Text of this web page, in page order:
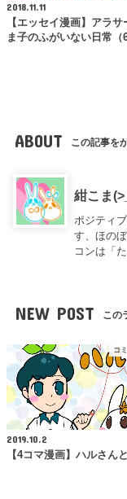
2018.11.11
【エッセイ漫画】アラサ
ま子のふがいない日常（
ABOUT この記事を
紺こま
ポジティ
す、ほの
コンは「
NEW POST この
コ
2019.10.2
【4コマ漫画】ハルさん